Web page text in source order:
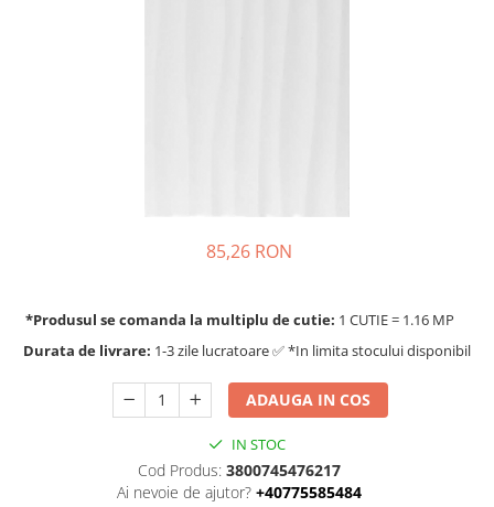
85,26 RON
*Produsul se comanda la multiplu de cutie: 1 CUTIE = 1.16 MP
Durata de livrare: 1-3 zile lucratoare ✅ *In limita stocului disponibil
ADAUGA IN COS
IN STOC
Cod Produs: 3800745476217
Ai nevoie de ajutor? +40775585484